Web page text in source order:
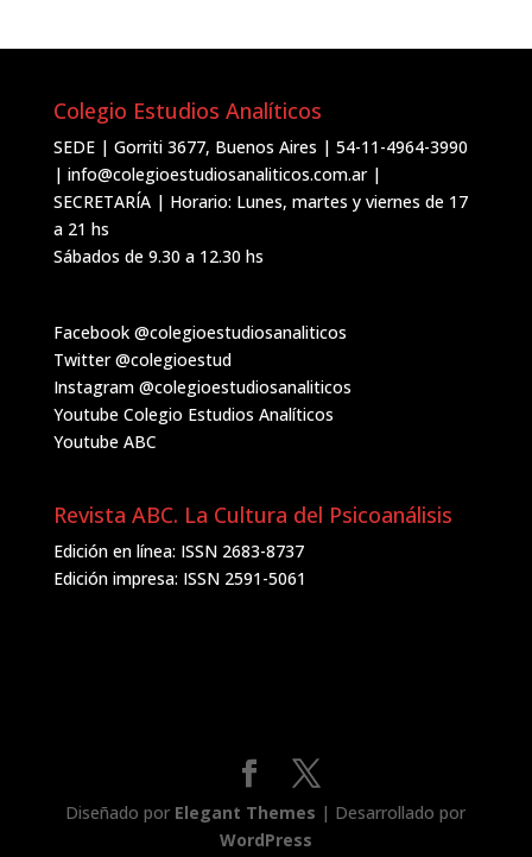
Colegio Estudios Analíticos
SEDE | Gorriti 3677, Buenos Aires | 54-11-4964-3990
| info@colegioestudiosanaliticos.com.ar |
SECRETARÍA | Horario: Lunes, martes y viernes de 17
a 21 hs
Sábados de 9.30 a 12.30 hs
Facebook @colegioestudiosanaliticos
Twitter@colegioestud
Instagram @colegioestudiosanaliticos
Youtube Colegio Estudios Analíticos
Youtube ABC
Revista ABC. La Cultura del Psicoanálisis
Edición en línea: ISSN 2683-8737
Edición impresa: ISSN 2591-5061
Diseñado por Elegant Themes | Desarrollado por
WordPress